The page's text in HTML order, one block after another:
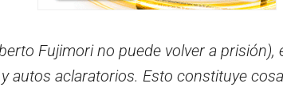
Fujimori no puede volver a
autos aclaratorios. Esto constituye